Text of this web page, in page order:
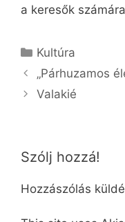
a keresők
Kategória
Kultúra
„Párhuzamos
Valakié
Szólj hozzá!
Hozzászólás